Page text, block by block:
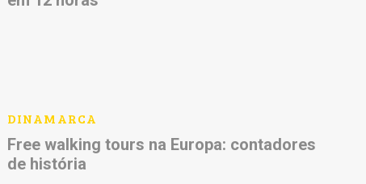
DINAMARCA
Free walking tours na Europa: contadores
de história